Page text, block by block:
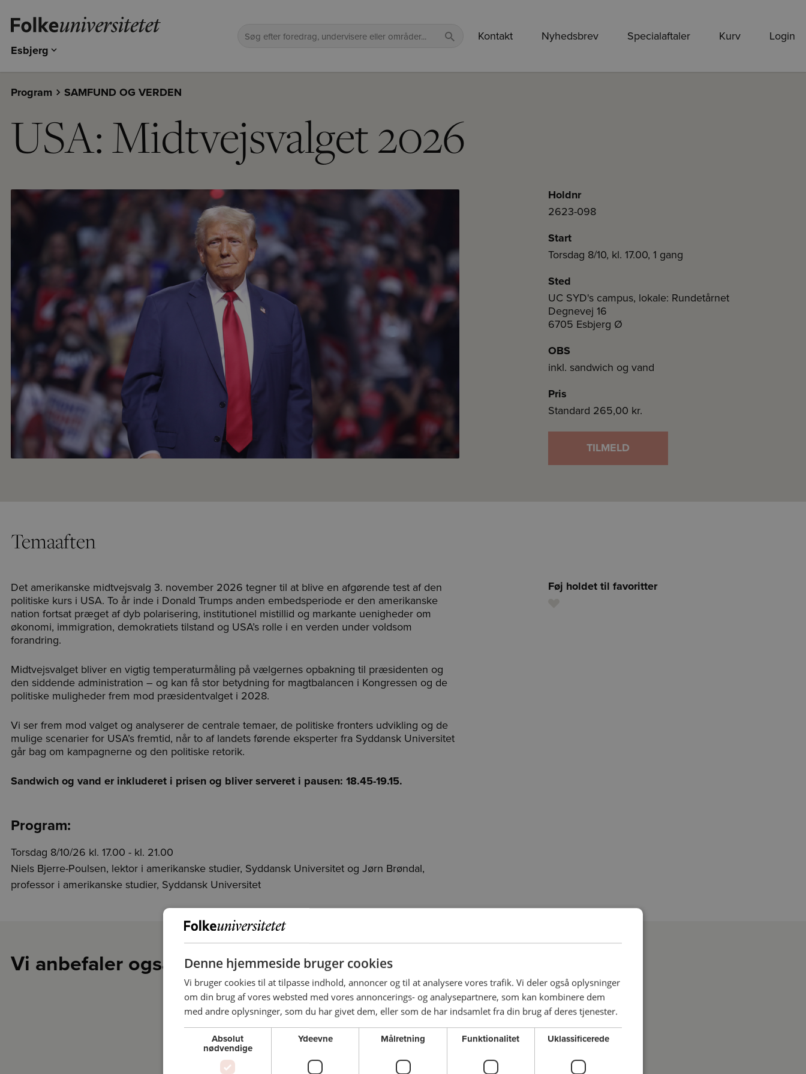
Esbjerg
Odense
Kolding
Esbjerg
Kontakt Nyhedsbrev Specialaftaler Kurv Login
Program SAMFUND OG VERDEN
USA: Midtvejsvalget 2026
Holdnr
2623-098
Start
Torsdag 8/10, kl. 17.00, 1 gang
Sted
UC SYD's campus, lokale: Rundetårnet
Degnevej 16
6705 Esbjerg Ø
OBS
inkl. sandwich og vand
Pris
Standard 265,00 kr.
TILMELD
Temaaften
Det amerikanske midtvejsvalg 3. november 2026 tegner til at blive en afgørende test af den
politiske kurs i USA. To år inde i Donald Trumps anden embedsperiode er den amerikanske
nation fortsat præget af dyb polarisering, institutionel mistillid og markante uenigheder om
økonomi, immigration, demokratiets tilstand og USA’s rolle i en verden under voldsom
forandring.
Midtvejsvalget bliver en vigtig temperaturmåling på vælgernes opbakning til præsidenten og
den siddende administration – og kan få stor betydning for magtbalancen i Kongressen og de
politiske muligheder frem mod præsidentvalget i 2028.
Vi ser frem mod valget og analyserer de centrale temaer, de politiske fronters udvikling og de
mulige scenarier for USA’s fremtid, når to af landets førende eksperter fra Syddansk Universitet
går bag om kampagnerne og den politiske retorik.
Sandwich og vand er inkluderet i prisen og bliver serveret i pausen: 18.45-19.15.
Program:
Torsdag 8/10/26 kl. 17.00 - kl. 21.00
Niels Bjerre-Poulsen, lektor i amerikanske studier, Syddansk Universitet og Jørn Brøndal,
professor i amerikanske studier, Syddansk Universitet
Føj holdet til favoritter
Vi anbefaler også Denne hjemmeside bruger cookies
Vi bruger cookies til at tilpasse indhold, annoncer og til at analysere vores trafik. Vi deler også oplysninger
om din brug af vores websted med vores annoncerings- og analysepartnere, som kan kombinere dem
med andre oplysninger, som du har givet dem, eller som de har indsamlet fra din brug af deres tjenester.
Absolut
nødvendige
Ydeevne Målretning Funktionalitet Uklassificerede